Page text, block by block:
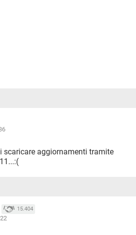
scaricare aggiornamenti tramite
15.404